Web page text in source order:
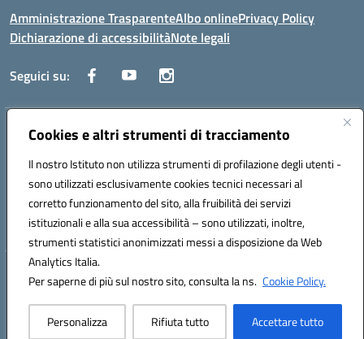
Cookies e altri strumenti di tracciamento
Il nostro Istituto non utilizza strumenti di profilazione degli utenti -
sono utilizzati esclusivamente cookies tecnici necessari al
corretto funzionamento del sito, alla fruibilità dei servizi
istituzionali e alla sua accessibilità – sono utilizzati, inoltre,
strumenti statistici anonimizzati messi a disposizione da Web
Analytics Italia.
Per saperne di più sul nostro sito, consulta la ns. Cookie Policy.
Personalizza Rifiuta tutto Accettare tutto
Amministrazione TrasparenteAlbo onlinePrivacy Policy
Dichiarazione di accessibilitàNote legali
Seguici su:
Indirizzo:Via Trieste, 43 – 98066 Patti (ME)
Posta elettronica certificata (PEC):mepc060006@pec.istruzione.it
Codice fiscale: 86000610831
Codice meccanografico: MEPC060006
Hosting & Powered by 3D Solution S.r.l.
Concept & Design by Designers Italia